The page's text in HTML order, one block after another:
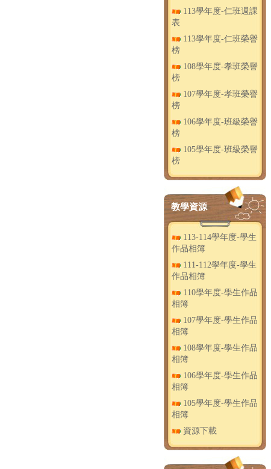
113學年度-仁班週課
表
113學年度-仁班榮譽
榜
108學年度-孝班榮譽
榜
107學年度-孝班榮譽
榜
106學年度-班級榮譽
榜
105學年度-班級榮譽
榜
教學資源
113-114學年度-學生
作品相簿
111-112學年度-學生
作品相簿
110學年度-學生作品
相簿
107學年度-學生作品
相簿
108學年度-學生作品
相簿
106學年度-學生作品
相簿
105學年度-學生作品
相簿
資源下載